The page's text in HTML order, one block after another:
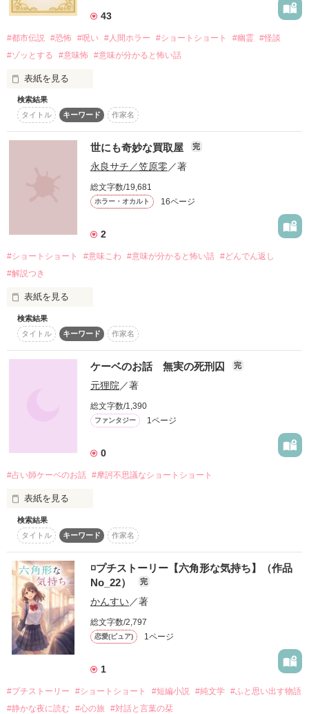
コンテスト
復刻！夏の野いちごビギナーズ応援コンテスト～中・長編チ
ャレンジ！～
500文字の不気味なテスト、募集中。
200文字でゾッ！こわい短編コンテスト
スターツ出版小説投稿サイト合同企画「1話からの長編大
賞」野いちご！会場
動画あり コミックあり
43
#都市伝説 #恐怖 #呪い #人間ホラー #ショートショート #幽霊 #怪談
#ゾッとする
#意味怖 #意味が分かると怖い話
表紙を見る
作品を読む
検索結果
タイトル
キーワード 作家名
世にも奇妙な買取屋 完
永良サチ／笠原零／著
総文字数/19,681
ホラー・オカルト 16ページ
2
#ショートショート #意味こわ #意味が分かると怖い話 #どんでん返し
#解説つき
表紙を見る
闇闇商店街にある、世にも奇妙な買取屋
そこにはイチカ♦️とニカ♣️という双子がいて
奇妙な話を買い取ってくれるらしい
♦️「奇妙な話ならなんでもオッケー！」
ね！」
♣️「今日はどんな奇妙な話に出会えるかな？」
♦️「考えただけでワクワクしちゃうわ♡」
♣️「あ、ほら、お客さんが来たよ」
♦️「いらっしゃいませ！　あなたの奇妙なお話を聞かせてくだ
さい」
検索結果
タイトル
キーワード 作家名
ケーベのお話 無実の死刑囚 完
元狸院／著
総文字数/1,390
ファンタジー 1ページ
0
#占い師ケーベのお話 #摩訶不思議なショートショート
表紙を見る
私ケーベは水晶で、ある無実の死刑囚を目撃しました。
私は彼を救出できるのでしょうか？
作品を読む
検索結果
タイトル
キーワード 作家名
◽️プチストーリー【六角形な気持ち】（作品
No_22）
完
かんすい／著
総文字数/2,797
恋愛(ピュア) 1ページ
1
#プチストーリー #ショートショート #短編小説 #純文学 #ふと思い出す物語
#静かな夜に読む #心の旅 #対話と言葉の栞